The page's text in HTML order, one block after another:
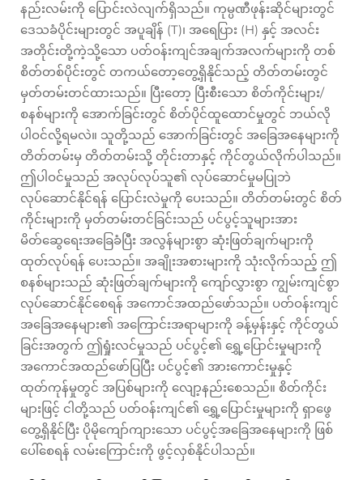
နည်းလမ်းကို ပြောင်းလဲလျက်ရှိသည်။ ကုမ္ပဏီဖုန်းဆိုင်များတွင်
ဒေသခံပိုင်းများတွင် အပူချိန် (T)၊ အရေပြား (H) နှင့် အလင်း
အတိုင်းတို့ကဲ့သို့သော ပတ်ဝန်းကျင်အချက်အလက်များကို တစ်
စိတ်တစ်ပိုင်းတွင် တကယ်တော့တွေ့ရှိနိုင်သည့် တိတ်တမ်းတွင်
မှတ်တမ်းတင်ထားသည်။ ပြီးတော့ ပြီးစီးသော စိတ်ကိုင်းများ/
စနစ်များကို အောက်ခြင်းတွင် စိတ်ပိုင်ထူထောင်မှုတွင် ဘယ်လို
ပါဝင်လို့ရမလဲ။ သူတို့သည် အောက်ခြင်းတွင် အခြေအနေများကို
တိတ်တမ်းမှ တိတ်တမ်းသို့ တိုင်းတာနှင့် ကိုင်တွယ်လိုက်ပါသည်။
ဤပါဝင်မှုသည် အလုပ်လုပ်သူ၏ လုပ်ဆောင်မှုမပြုဘဲ
လုပ်ဆောင်နိုင်ရန် ပြောင်းလဲမှုကို ပေးသည်။ တိတ်တမ်းတွင် စိတ်
ကိုင်းများကို မှတ်တမ်းတင်ခြင်းသည် ပင်ပွင့်သူများအား
မိတ်ဆွေရေးအခြေခံပြီး အလွန်များစွာ ဆုံးဖြတ်ချက်များကို
ထုတ်လုပ်ရန် ပေးသည်။ အချိုးအစားများကို သုံးလိုက်သည့် ဤ
စနစ်များသည် ဆုံးဖြတ်ချက်များကို ကျော်လွှားစွာ ကျွမ်းကျင်စွာ
လုပ်ဆောင်နိုင်စေရန် အကောင်အထည်ဖော်သည်။ ပတ်ဝန်းကျင်
အခြေအနေများ၏ အကြောင်းအရာများကို ခန့်မှန်းနှင့် ကိုင်တွယ်
ခြင်းအတွက် ဤရှုံးလင်မှုသည် ပင်ပွင့်၏ ရွှေ့ပြောင်းမှုများကို
အကောင်အထည်ဖော်ပြပြီး ပင်ပွင့်၏ အားကောင်းမှုနှင့်
ထုတ်ကုန်မှုတွင် အပြစ်များကို လျော့နည်းစေသည်။ စိတ်ကိုင်း
များဖြင့် ငါတို့သည် ပတ်ဝန်းကျင်၏ ရွှေ့ပြောင်းမှုများကို ရှာဖွေ
တွေ့ရှိနိုင်ပြီး ပိုမိုကျော်ကျားသော ပင်ပွင့်အခြေအနေများကို ဖြစ်
ပေါ်စေရန် လမ်းကြောင်းကို ဖွင့်လှစ်နိုင်ပါသည်။